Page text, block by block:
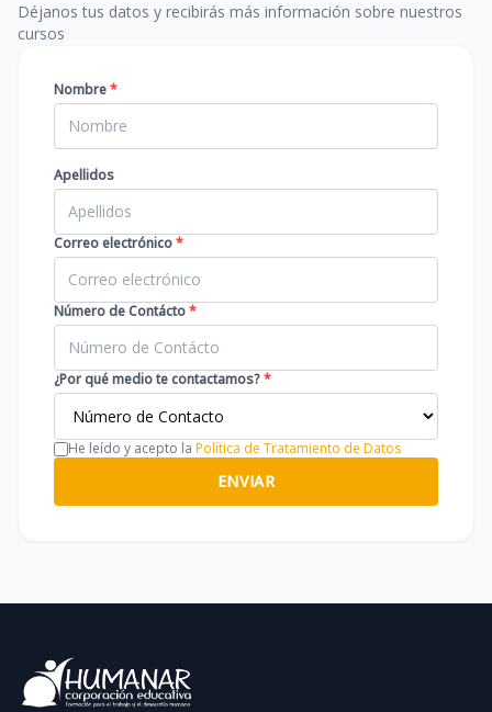
Déjanos tus datos y recibirás más información sobre nuestros
cursos
Nombre*
Apellidos
Correo electrónico*
Número de Contácto*
¿Por qué medio te contactamos?*
He leído y acepto la Política de Tratamiento de Datos
ENVIAR